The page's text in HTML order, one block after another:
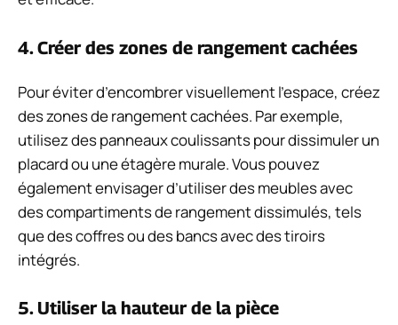
4. Créer des zones de rangement cachées
Pour éviter d’encombrer visuellement l’espace, créez
des zones de rangement cachées. Par exemple,
utilisez des panneaux coulissants pour dissimuler un
placard ou une étagère murale. Vous pouvez
également envisager d’utiliser des meubles avec
des compartiments de rangement dissimulés, tels
que des coffres ou des bancs avec des tiroirs
intégrés.
5. Utiliser la hauteur de la pièce